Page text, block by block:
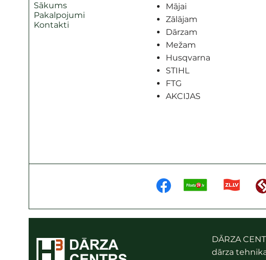
Sākums
Pakalpojumi
Kontakti
Mājai
Zālājam
Dārzam
Mežam
Husqvarna
STIHL
FTG
AKCIJAS
DĀRZA
dārza